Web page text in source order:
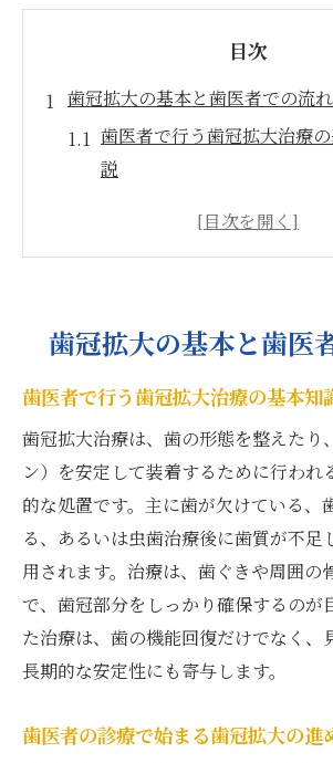
目次
歯冠拡大の基本と歯医者での流れ
歯医者で行う歯冠拡大治療
説
グ内容
歯医者の説明でわかる歯冠拡
歯冠拡大の準備と歯医者との
歯を伸ばす治療が必要な場面とは
歯医者が判断する歯を伸ば
面
歯医者での診察で分かる歯
必要性
が解説
歯冠拡大の基本と歯医
歯医者で行う歯冠拡大治療の基本知
歯冠拡大治療は、歯の形態を整えたり
ン）を安定して装着するために行われ
的な処置です。主に歯が欠けている、
る、あるいは虫歯治療後に歯質が不足
用されます。治療は、歯ぐきや周囲の
で、歯冠部分をしっかり確保するのが
た治療は、歯の機能回復だけでなく、
長期的な安定性にも寄与します。
歯医者の診療で始まる歯冠拡大の進